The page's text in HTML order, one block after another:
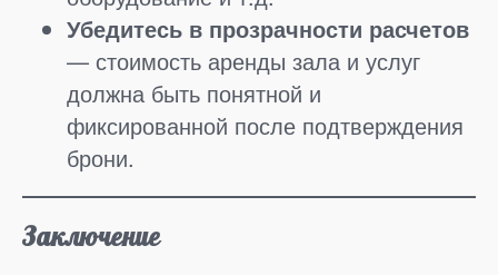
Убедитесь в прозрачности расчетов
— стоимость аренды зала и услуг
должна быть понятной и
фиксированной после подтверждения
брони.
Заключение